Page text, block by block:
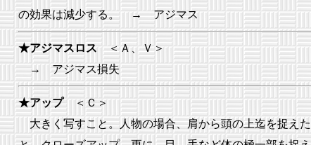
の効果は減少する。 → アジマス
★アジマスロス＜Ａ、Ｖ＞
→ アジマス損失
★アップ＜Ｃ＞
大きく写すこと。人物の場合、肩から頭の上迄を捉え